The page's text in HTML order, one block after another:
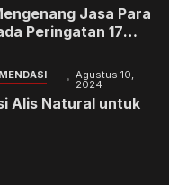
Jasa Para
Peringatan 17
Agustus 10,
2024
Alis Natural untuk